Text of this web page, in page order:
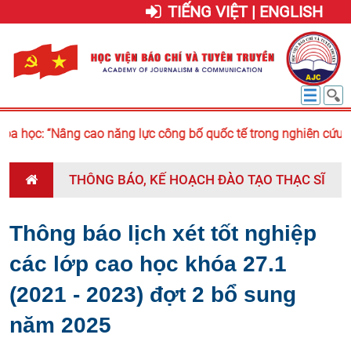
TIẾNG VIỆT | ENGLISH
học: “Nâng cao năng lực công bố quốc tế trong nghiên cứu
THÔNG BÁO, KẾ HOẠCH ĐÀO TẠO THẠC SĨ
Thông báo lịch xét tốt nghiệp
các lớp cao học khóa 27.1
(2021 - 2023) đợt 2 bổ sung
năm 2025